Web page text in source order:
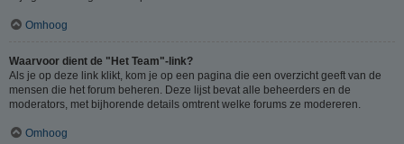
Omhoog
Waarvoor dient de "Het Team"-link?
Als je op deze link klikt, kom je op een pagina die een overzicht geeft van de
mensen die het forum beheren. Deze lijst bevat alle beheerders en de
moderators, met bijhorende details omtrent welke forums ze modereren.
Omhoog